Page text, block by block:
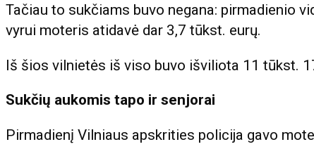
Tačiau to sukčiams buvo negana: pirmadienio
vyrui moteris atidavė dar 3,7 tūkst. eurų.
Iš šios vilnietės iš viso buvo išviliota 11 tūkst.
Sukčių aukomis tapo ir senjorai
Pirmadienį Vilniaus apskrities policija gavo